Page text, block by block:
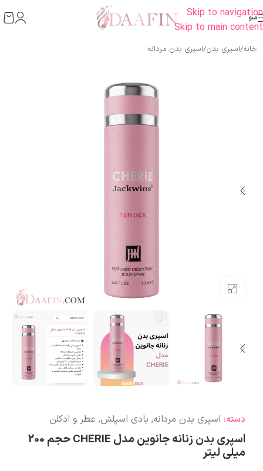
Skip to navigation
Skip to main content
منو
خانه/اسپری بدن/اسپری بدن مردانه
دسته: اسپری بدن مردانه, بادی اسپلش, عطر و ادکلن
اسپری بدن زنانه جانوین مدل CHERIE حجم 200
میلی لیتر